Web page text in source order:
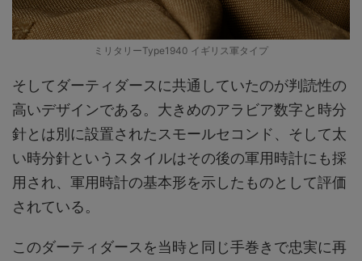
ミリタリーType1940 イギリス軍タイプ
そしてダーティダースに共通していたのが判読性の
高いデザインである。大きめのアラビア数字と時分
針とは別に設置されたスモールセコンド、そして太
い時分針というスタイルはその後の軍用時計にも採
用され、軍用時計の基本形を示したものとして評価
されている。
このダーティダースを当時と同じ手巻きで忠実に再